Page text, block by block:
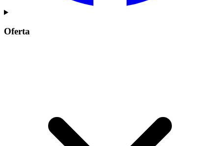
Oferta